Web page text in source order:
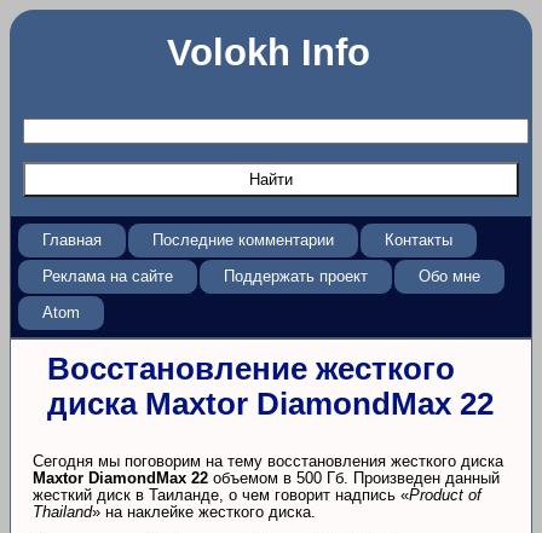
Volokh Info
Главная Последние комментарии
Контакты
Реклама на сайте
Поддержать проект
Обо мне
Atom
Восстановление жесткого
диска Maxtor DiamondMax 22
Сегодня мы поговорим на тему восстановления жесткого диска
Maxtor DiamondMax 22 объемом в 500 Гб. Произведен данный
жесткий диск в Таиланде, о чем говорит надпись «Product of
Thailand» на наклейке жесткого диска.